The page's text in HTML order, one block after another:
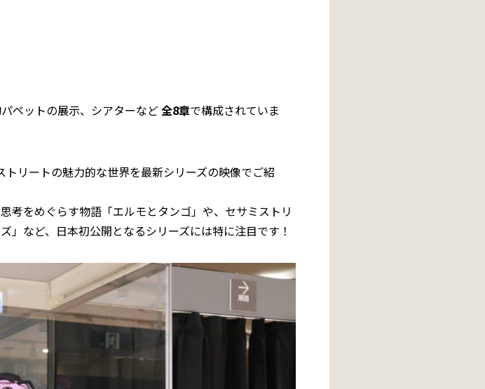
ペットの展示、シアターなど全8章で構成されていま
トリートの魅力的な世界を最新シリーズの映像でご紹
考をめぐらす物語「エルモとタンゴ」や、セサミストリ
」など、日本初公開となるシリーズには特に注目です！